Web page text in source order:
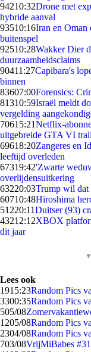
94210:32Drone met
hybride aanval
93510:16Iran en Oman
buitenspel
92510:28Wakker Dier
duurzaamheidsclaims
90411:27Capibara's
binnen
83607:00Forensics:
81310:59Israël meldt
vergelding
70615:21Netflix-
uitgebreide GTA VI
69618:20Zangeres en
leeftijd overleden
67319:42'Zwarte
overlijdensuitkering
63220:03Trump wil dat
60710:48Hiroshima
51220:11Duitser (93)
43212:12XBOX
dit jaar
Lees ook
1915:23Random Pics
3300:35Random Pics
505/08
1205/08Random Pics
2304/08Random Pics
703/08VrijMiBabes